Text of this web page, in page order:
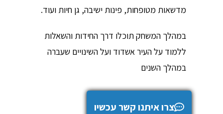
מדשאות מטופחות, פינות ישיבה, גן חיות ועוד.
במהלך המשחק תוכלו דרך החידות והשאלות
ללמוד על העיר אשדוד ועל השינויים שעברה
במהלך השנים
צרו איתנו קשר עכשיו